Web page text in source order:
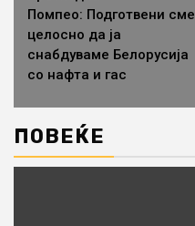
Помпео: Подготвени сме
целосно да ја
снабдуваме Белорусија
со нафта и гас
ПОВЕЌЕ